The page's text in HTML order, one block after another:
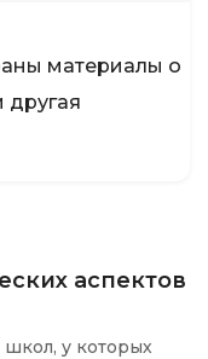
материалы о
другая
аспектов
у которых